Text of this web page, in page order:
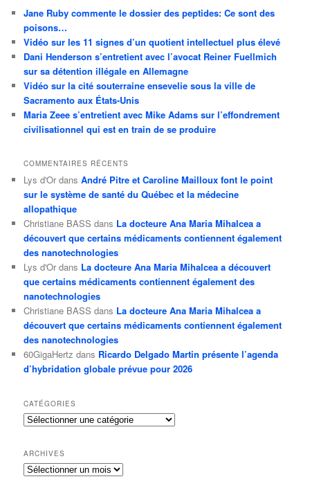
Jane Ruby commente le dossier des peptides: Ce sont des
poisons…
Vidéo sur les 11 signes d’un quotient intellectuel plus élevé
Dani Henderson s’entretient avec l’avocat Reiner Fuellmich
sur sa détention illégale en Allemagne
Vidéo sur la cité souterraine ensevelie sous la ville de
Sacramento aux États-Unis
Maria Zeee s’entretient avec Mike Adams sur l’effondrement
civilisationnel qui est en train de se produire
COMMENTAIRES RÉCENTS
Lys d'Or dansAndré Pitre et Caroline Mailloux font le point
sur le système de santé du Québec et la médecine
allopathique
Christiane BASS dans La docteure Ana Maria Mihalcea a
découvert que certains médicaments contiennent également
des nanotechnologies
Lys d'Or dans La docteure Ana Maria Mihalcea a découvert
que certains médicaments contiennent également des
nanotechnologies
Christiane BASS dans La docteure Ana Maria Mihalcea a
découvert que certains médicaments contiennent également
des nanotechnologies
60GigaHertz dans Ricardo Delgado Martin présente l’agenda
d’hybridation globale prévue pour 2026
CATÉGORIES
Catégories
ARCHIVES
Archives